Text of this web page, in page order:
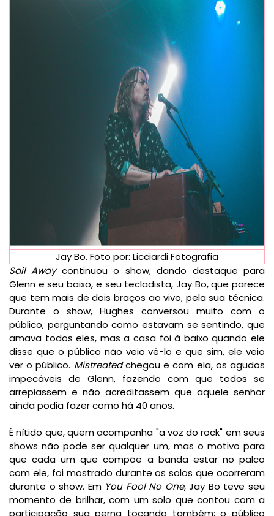
Jay Bo. Foto por: Licciardi Fotografia
Sail Awaycontinuou o show, dando destaque para
Glenn e seu baixo, e seu tecladista, Jay Bo, que parece
que tem mais de dois braços ao vivo, pela sua técnica.
Durante o show, Hughes conversou muito com o
público, perguntando como estavam se sentindo, que
amava todos eles, mas a casa foi à baixo quando ele
disse que o público não veio vê-lo e que sim, ele veio
ver o público. Mistreatedchegou e com ela, os agudos
impecáveis de Glenn, fazendo com que todos se
arrepiassem e não acreditassem que aquele senhor
ainda podia fazer como há 40 anos.
É nítido que, quem acompanha "a voz do rock" em seus
shows não pode ser qualquer um, mas o motivo para
que cada um que compõe a banda estar no palco
com ele, foi mostrado durante os solos que ocorreram
durante o show. Em You Fool No One, Jay Bo teve seu
momento de brilhar, com um solo que contou com a